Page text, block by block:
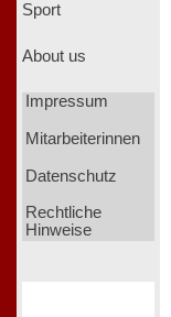
Sport
About us
Impressum
Mitarbeiterinnen
Datenschutz
Rechtliche
Hinweise